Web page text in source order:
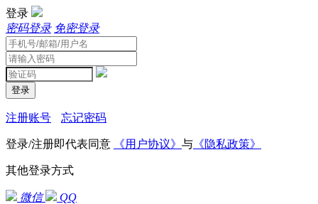
登录
密码登录 免密登录
登录
注册账号 忘记密码
登录/注册即代表同意 《用户协议》 与 《隐私政策》
其他登录方式
微信 QQ